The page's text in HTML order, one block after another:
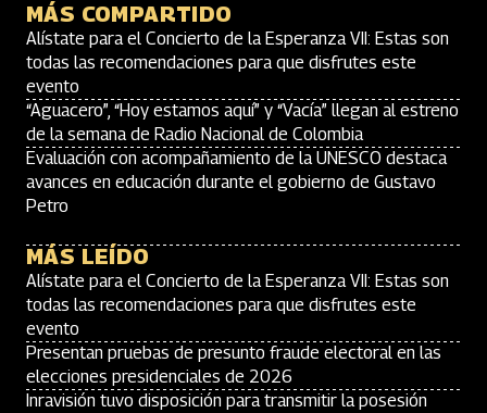
MÁS COMPARTIDO
Alístate para el Concierto de la Esperanza VII: Estas son
todas las recomendaciones para que disfrutes este
evento
“Aguacero”, “Hoy estamos aquí” y “Vacía” llegan al estreno
de la semana de Radio Nacional de Colombia
Evaluación con acompañamiento de la UNESCO destaca
avances en educación durante el gobierno de Gustavo
Petro
MÁS LEÍDO
Alístate para el Concierto de la Esperanza VII: Estas son
todas las recomendaciones para que disfrutes este
evento
Presentan pruebas de presunto fraude electoral en las
elecciones presidenciales de 2026
Inravisión tuvo disposición para transmitir la posesión